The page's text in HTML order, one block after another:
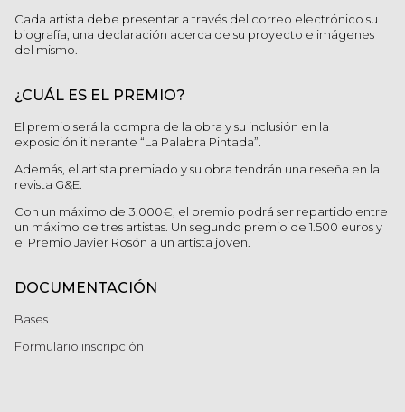
Cada artista debe presentar a través del correo electrónico su
biografía, una declaración acerca de su proyecto e imágenes
del mismo.
¿CUÁL ES EL PREMIO?
El premio será la compra de la obra y su inclusión en la
exposición itinerante “La Palabra Pintada”.
Además, el artista premiado y su obra tendrán una reseña en la
revista G&E.
Con un máximo de 3.000€, el premio podrá ser repartido entre
un máximo de tres artistas. Un segundo premio de 1.500 euros y
el Premio Javier Rosón a un artista joven.
DOCUMENTACIÓN
Bases
Formulario inscripción